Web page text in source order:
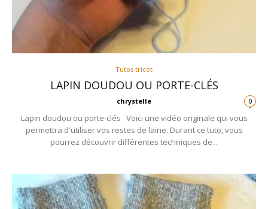
Tutos tricot
LAPIN DOUDOU OU PORTE-CLÉS
chrystelle 0
Lapin doudou ou porte-clés Voici une vidéo originale qui vous
permettra d'utiliser vos restes de laine. Durant ce tuto, vous
pourrez découvrir différentes techniques de...